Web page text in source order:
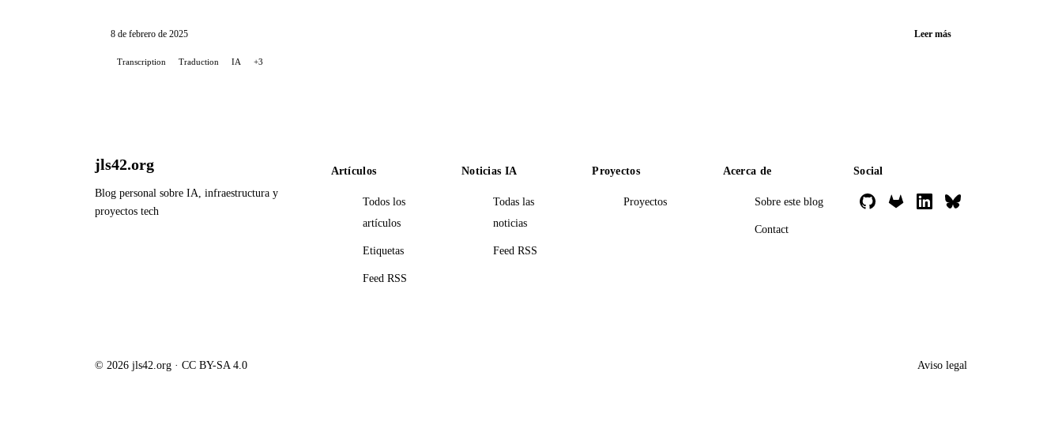
8 de febrero de 2025 Leer más
Transcription Traduction IA +3
jls42.org
Blog personal sobre IA, infraestructura y
proyectos tech
Artículos
Todos los
artículos
Etiquetas
Feed RSS
Noticias IA
Todas las
noticias
Feed RSS
Proyectos
Proyectos
Acerca de
Sobre este blog
Contact
Social
© 2026 jls42.org · CC BY-SA 4.0 Aviso legal